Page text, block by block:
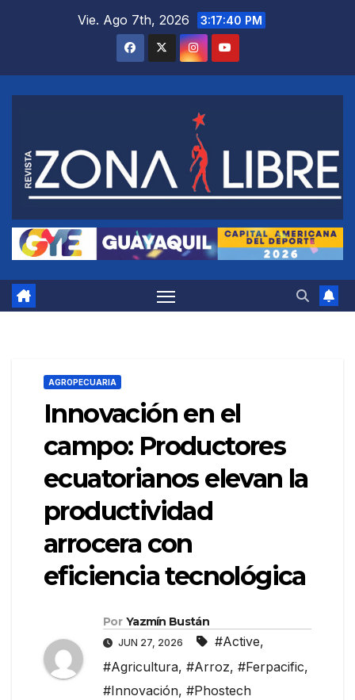
Vie. Ago 7th, 2026 3:17:40 PM
AGROPECUARIA
Innovación en el
campo: Productores
ecuatorianos elevan la
productividad
arrocera con
eficiencia tecnológica
Por Yazmín Bustán
JUN 27, 2026 #Active,
#Agricultura, #Arroz, #Ferpacific,
#Innovación, #Phostech